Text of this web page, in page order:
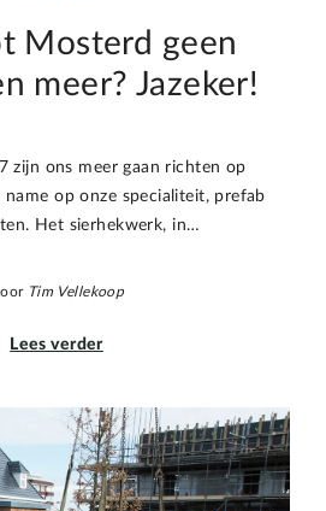
Mosterd geen
meer? Jazeker!
zijn ons meer gaan richten op
op onze specialiteit, prefab
Het sierhekwerk, in…
Tim Vellekoop
Lees verder